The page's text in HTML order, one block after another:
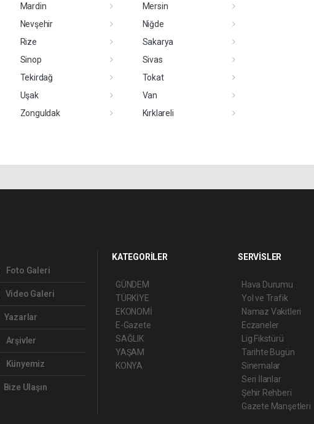
Mardin
Mersin
Nevşehir
Niğde
Rize
Sakarya
Sinop
Sivas
Tekirdağ
Tokat
Uşak
Van
Zonguldak
Kırklareli
Foto Galeri
Video Galeri
Yazarlar
Arşivler
Künyemiz
Bize Ulaşın
KATEGORİLER
GÜNDEM
TÜRKİYE
EKONOMİ
E-Gazete
SAĞLIK
YAŞAM
KONYA
SERVİSLER
Hava Durumu
Yol ve Trafik
Namaz Vakitleri
Eczaneler
Lig Fikstürü
Tarihte Bugün
Sinemalar
Seri İlanlar
Şehir Rehberi
Gazete Manşetleri